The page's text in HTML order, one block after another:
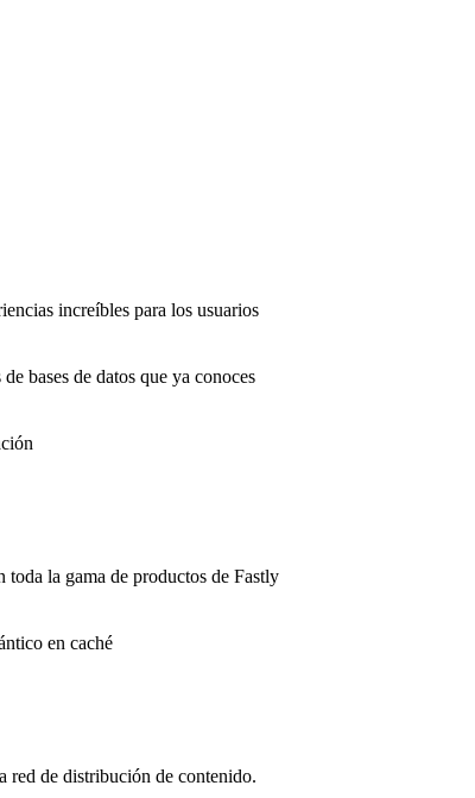
increíbles para los usuarios
bases de datos que ya conoces
toda la gama de productos de Fastly
en caché
red de distribución de contenido.